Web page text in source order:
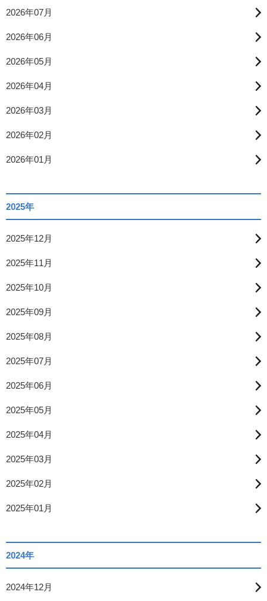
2026年07月
2026年06月
2026年05月
2026年04月
2026年03月
2026年02月
2026年01月
2025年
2025年12月
2025年11月
2025年10月
2025年09月
2025年08月
2025年07月
2025年06月
2025年05月
2025年04月
2025年03月
2025年02月
2025年01月
2024年
2024年12月